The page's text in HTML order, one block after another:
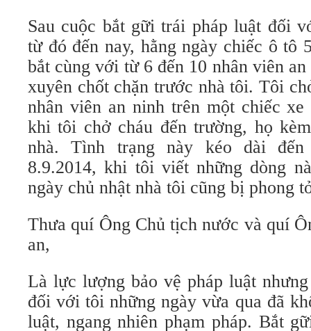
Sau cuộc bắt gữi trái pháp luật đối
từ đó đến nay, hằng ngày chiếc ô tô
bắt cùng với từ 6 đến 10 nhân viên
xuyên chốt chặn trước nhà tôi. Tôi
nhân viên an ninh trên một chiếc xe
khi tôi chở cháu đến trường, họ
nhà. Tình trạng này kéo dài
8.9.2014, khi tôi viết những dòng
ngày chủ nhật nhà tôi cũng bị phong
Thưa quí Ông Chủ tịch nước và quí
an,
Là lực lượng bảo vệ pháp luật
đối với tôi những ngày vừa qua đã
luật, ngang nhiên phạm pháp. Bắt